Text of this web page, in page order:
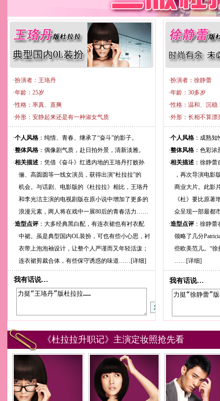
·扮演者：王珞丹
·年龄：25岁
·性格：率真、直爽
·外形：安静起来还是有一种淑女气质
·个人风格 ：纯情、青春、继承了“奋斗”的影子。
·整体风格 ：偶像剧气质，赴日拍外景，清新淡雅。
·相关描述 ：凭借《奋斗》红透内地的王珞丹打败孙
俪、高圆圆等一线女演员，获得出演“杜拉拉”的
机会。与话剧、电影版的《杜拉拉》相比，王珞丹
和李光洁主演的电视剧版在原小说中增加了更多的
浪漫元素，两人将在戏中一展80后的青春活力……
·造型点评 ：大多经典黑白配，有连衣裙也有衬衣配
中裙。虽是典型国内OL装扮，可也有些小心思，衬
衣带上泡泡袖设计，让整个人严谨而又年轻活泼；
连衣裙剪裁合体，有些保守诱惑的味道……[详细]
我有话说…
·扮演者：徐静蕾
·年龄：30多岁
·性格：温和、沉稳
·外形：长相不算漂
·个人风格 ：成熟
·整体风格 ：色彩
·相关描述 ：徐静
，再次导演电影
商业大片。此影
《杜》要比原著
众呈现一部最都
·造型点评 ：徐静
领略了几分
些欧美范儿。“徐
……[详细]
我有话说…
《杜拉拉升职记》主演定妆照抢先看